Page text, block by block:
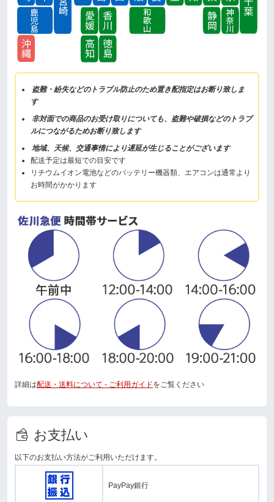
盗難・紛失などのトラブル防止のため置き配指定はお断り致しま
す
非対面での商品のお受け取りについても、盗難や破損などのトラブ
ルにつながるためお断り致します
地域、天候、交通事情により遅延が生じることがございます
配送予定は最短での目安です
リチウムイオン電池などのバッテリー機器類、エアコンは通常より
お時間がかかります
詳細は配送・送料について - ご利用ガイドをご覧ください
お支払い
以下のお支払い方法がご利用いただけます。
PayPay銀行